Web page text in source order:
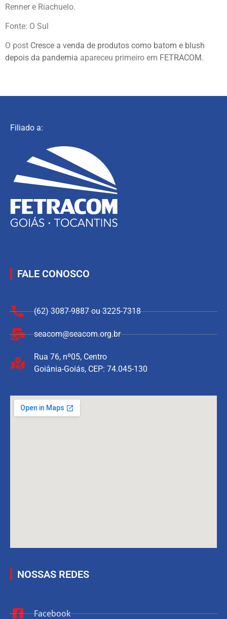
Renner e Riachuelo.
Fonte: O Sul
O post Cresce a venda de produtos como batom e blush
depois da pandemia apareceu primeiro em FETRACOM.
Filiado a:
FALE CONOSCO
(62) 3087-9887 ou 3225-7318
seacom@seacom.org.br
Rua 76, nº05, Centro
Goiânia-Goiás, CEP: 74.045-130
NOSSAS REDES
Facebook